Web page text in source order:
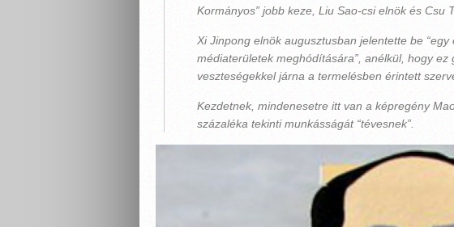
Kormányos” jobb keze, Liu Sao-csi elnök és Csu
Xi Jinpong elnök augusztusban jelentette be
médiaterületek meghódítására”, anélkül, hogy ez
veszteségekkel járna a termelésben érintett
Kezdetnek, mindenesetre itt van a képregény
százaléka tekinti munkásságát “tévesnek”.